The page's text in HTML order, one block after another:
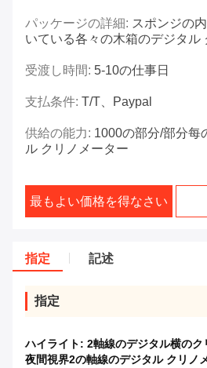
パッケージの詳細: スポンジの
いている各々の木箱のデジタル
受渡し時間: 5-10の仕事日
支払条件: T/T、Paypal
供給の能力: 1000の部分/部分每
ル クリノメーター
最もよい価格を得なさい
指定 記述
指定
ハイライト: 2軸線のデジタル横のク
夜間視界2の軸線のデジタル クリノ